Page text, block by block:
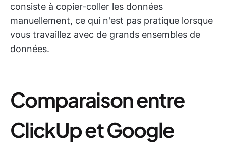
consiste à copier-coller les données
manuellement, ce qui n'est pas pratique lorsque
vous travaillez avec de grands ensembles de
données.
Comparaison entre
ClickUp et Google